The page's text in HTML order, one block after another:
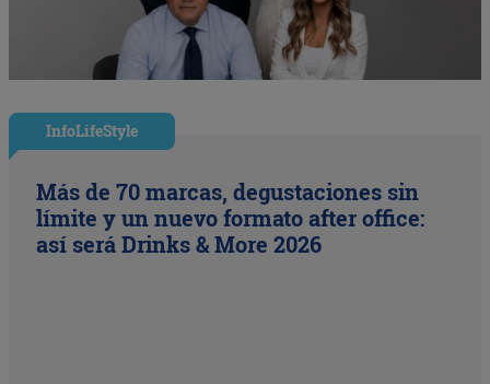
InfoLifeStyle
Más de 70 marcas, degustaciones sin
límite y un nuevo formato after office:
así será Drinks & More 2026